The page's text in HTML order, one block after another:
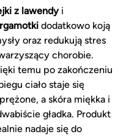
z lawendyi
dodatkowo koją
oraz redukują stres
chorobie.
temu po zakończeniu
ciało staje się
a skóra miękka i
gładka. Produkt
nadaje się do